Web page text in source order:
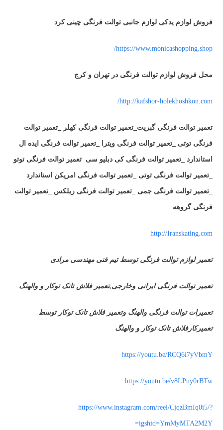
فروش لوازم یدکی لوازم جانبی توالت فرنگی چینی کرد
https://www.monicashopping.shop/
محل فروش لوازم توالت فرنگی در تهران و کرج
http://kafshor-holekhoshkon.com/
تعمیر توالت فرنگی گبریت_تعمیر توالت فرنگی کهلر _تعمیر توالت
فرنگی توتی _تعمیر توالت فرنگی ویترا _تعمیر توالت فرنگی ایده ال
استاندارد _تعمیر توالت فرنگی کی دبلیو سی تعمیر توالت فرنگی توتو
_تعمیر توالت فرنگی توتی _تعمیر توالت فرنگی امریکن استاندارد
_تعمیر توالت فرنگی جمی _تعمیر توالت فرنگی ریلکس _تعمیر توالت
فرنگی گروهه
http://Iranskating.com
تعمیر لوازم توالت فرنگی توسط تیم فنی مهندسی مرادی
تعمیر توالت فرنگی ایرانی وخارجی,تعمیر فلاش تانک توکار و والهنگ
تعمیرات توالت فرنگی والهنگ وتعمیر فلاش تانک توکار توسط
تعمیرکارفلاش تانک توکار و والهنگ
https://youtu.be/RCQ6i7yVbmY
https://youtu.be/v8LPuy0rBTw
https://www.instagram.com/reel/CjqzBmIq0i5/?
igshid=YmMyMTA2M2Y=